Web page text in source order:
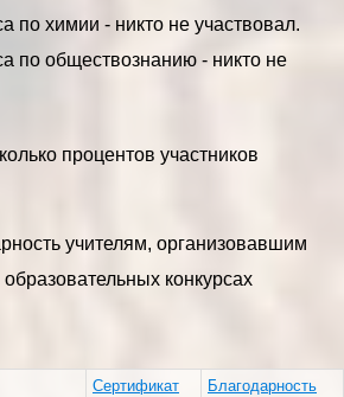
по химии - никто не участвовал.
по обществознанию - никто не
процентов участников
учителям, организовавшим
конкурсах
Сертификат Благодарность